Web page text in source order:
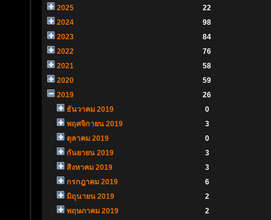
2025
22
2024
98
2023
84
2022
76
2021
58
2020
59
2019
26
ธันวาคม 2019
0
พฤศจิกายน 2019
3
ตุลาคม 2019
0
กันยายน 2019
3
สิงหาคม 2019
3
กรกฎาคม 2019
6
มิถุนายน 2019
2
พฤษภาคม 2019
2